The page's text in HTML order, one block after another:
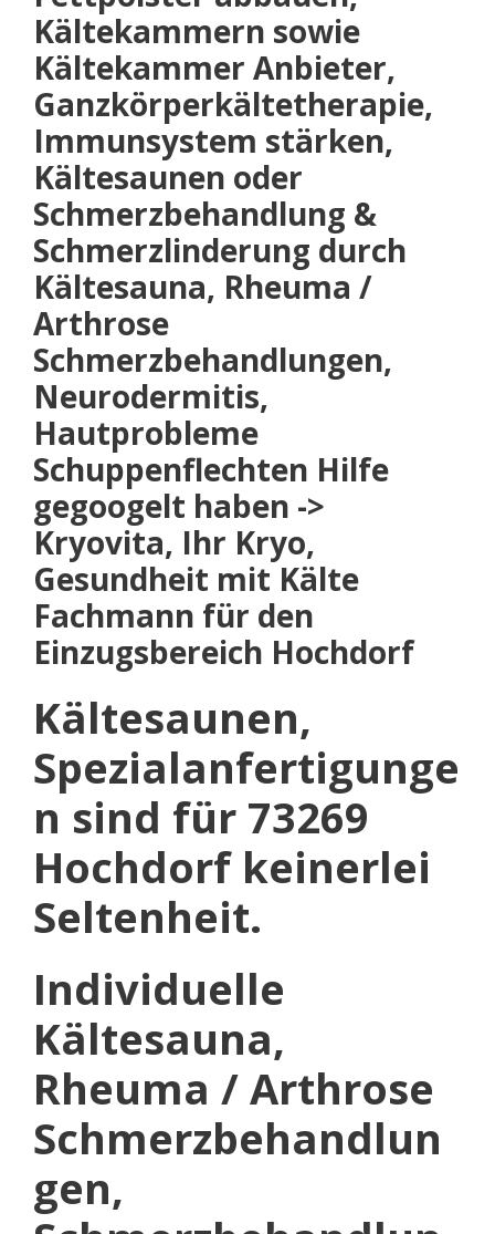
Kältekammern sowie
Kältekammer Anbieter,
Ganzkörperkältetherapie,
Immunsystem stärken,
Kältesaunen oder
Schmerzbehandlung &
Schmerzlinderung durch
Kältesauna, Rheuma /
Arthrose
Schmerzbehandlungen,
Neurodermitis,
Hautprobleme
Schuppenflechten Hilfe
gegoogelt haben ->
Kryovita, Ihr Kryo,
Gesundheit mit Kälte
Fachmann für den
Einzugsbereich Hochdorf
Kältesaunen,
Spezialanfertigunge
n sind für 73269
Hochdorf keinerlei
Seltenheit.
Individuelle
Kältesauna,
Rheuma / Arthrose
Schmerzbehandlun
gen,